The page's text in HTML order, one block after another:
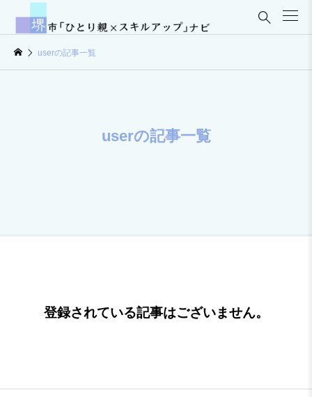

userの記事一覧
userの記事一覧
登録されている記事はございません。